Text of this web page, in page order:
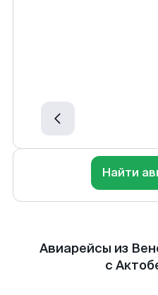
Найти
Авиарейсы из
с